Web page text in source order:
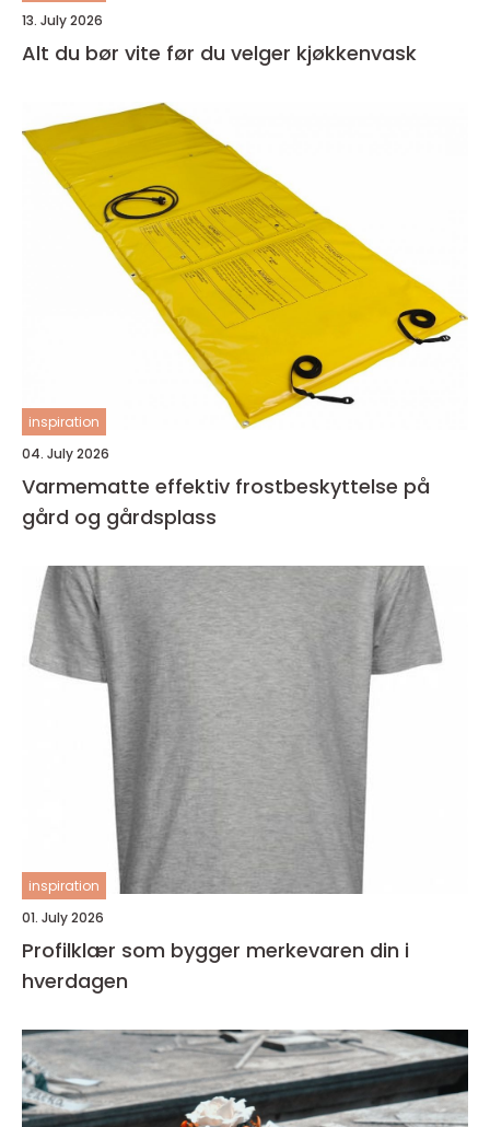
13. July 2026
Alt du bør vite før du velger kjøkkenvask
inspiration
04. July 2026
Varmematte effektiv frostbeskyttelse på
gård og gårdsplass
inspiration
01. July 2026
Profilklær som bygger merkevaren din i
hverdagen